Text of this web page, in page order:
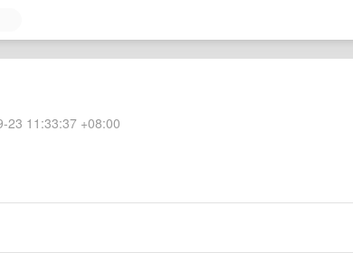
23 11:33:37 +08:00